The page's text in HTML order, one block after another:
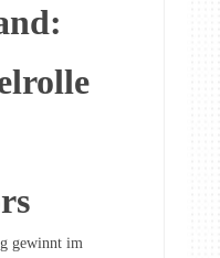
gewinnt im